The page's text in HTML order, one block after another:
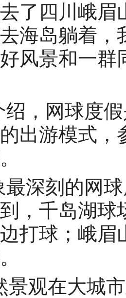
了四川峨眉
海岛躺着，
风景和一
绍，网球度
出游模式，
最深刻的网
，千岛湖
打球；峨眉
景观在大城